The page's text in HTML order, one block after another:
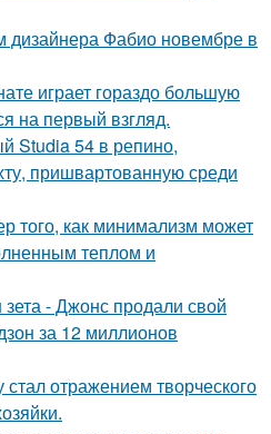
дизайнера Фабио новембре в
играет гораздо большую
на первый взгляд.
Studia 54 в репино,
пришвартованную среди
того, как минимализм может
теплом и
- Джонс продали свой
за 12 миллионов
отражением творческого